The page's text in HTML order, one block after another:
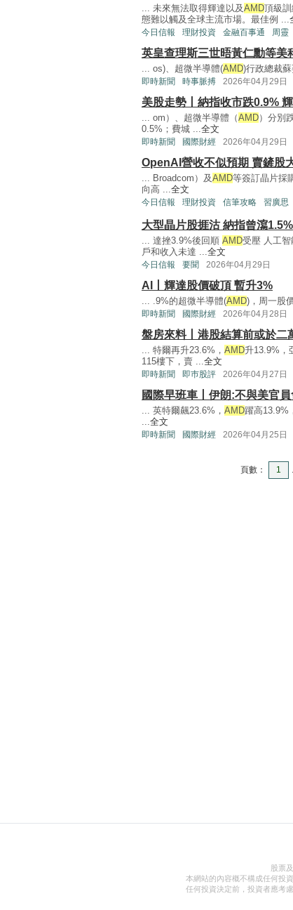
... 未來無法取得輝達以及AMD頂級
態難以觸及全球主流市場。最佳例 ...
今日信報 理財投資 金融百事通 周靈
英皇查理斯三世晤黃仁勳等美
... os)、超微半導體(AMD)行政總裁
即時新聞 時事脈搏 2026年04月29日
美股走勢丨納指收市跌0.9%
... om）、超微半導體（AMD）分別
0.5%；費城 ...全文
即時新聞 國際財經 2026年04月29日
OpenAI營收不似預期 賣鏟股
... Broadcom）及AMD等簽訂晶片採
向高 ...全文
今日信報 理財投資 信筆攻略 習廣思
大型晶片股捱沽 納指曾瀉1.5%
... 達挫3.9%後回順 AMD受壓 人工
戶和收入未達 ...全文
今日信報 要聞 2026年04月29日
AI丨輝達股價破頂 暫升3%
... .9%的超微半導體(AMD)，周一股
即時新聞 國際財經 2026年04月28日
盤房來料丨港股結算前或於二
... 特爾再升23.6%， AMD升13.9%，
115樓下，賣 ...全文
即時新聞 即巿股評 2026年04月27日
國際早班車丨伊朗:不與美官
... 英特爾飆23.6%， AMD躍高13.9%
...全文
即時新聞 國際財經 2026年04月25日
頁數： 1
股票
本網站的內容概不構成任何投
任何投資決定前，投資者應考